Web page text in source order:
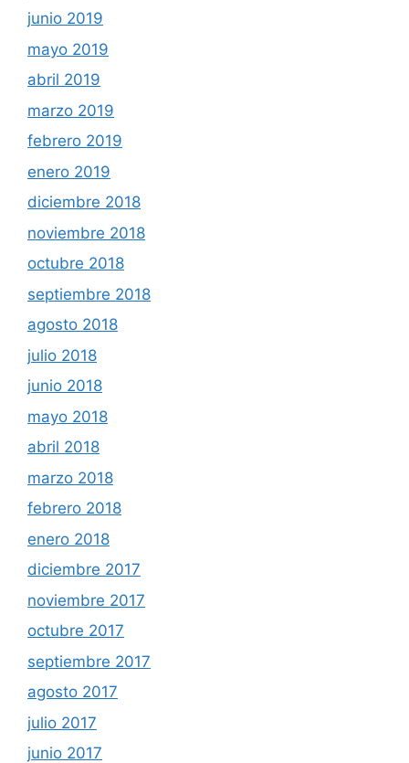
junio 2019
mayo 2019
abril 2019
marzo 2019
febrero 2019
enero 2019
diciembre 2018
noviembre 2018
octubre 2018
septiembre 2018
agosto 2018
julio 2018
junio 2018
mayo 2018
abril 2018
marzo 2018
febrero 2018
enero 2018
diciembre 2017
noviembre 2017
octubre 2017
septiembre 2017
agosto 2017
julio 2017
junio 2017